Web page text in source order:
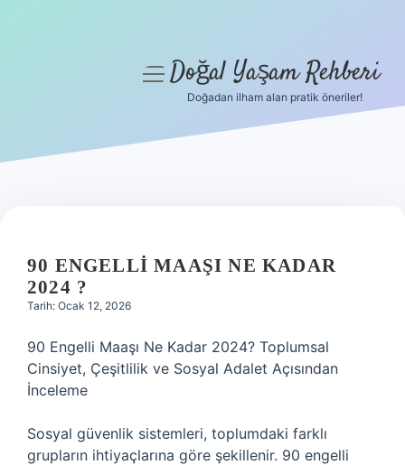
Hakkımızda
menüyüDoğal Yaşam Rehberi
Doğadan ilham alan pratik öneriler!
90 ENGELLI MAAŞI NE KADAR
2024 ?
Tarih: Ocak 12, 2026
90 Engelli Maaşı Ne Kadar 2024? Toplumsal
Cinsiyet, Çeşitlilik ve Sosyal Adalet Açısından
İnceleme
Sosyal güvenlik sistemleri, toplumdaki farklı
grupların ihtiyaçlarına göre şekillenir. 90 engelli